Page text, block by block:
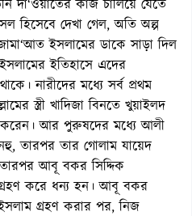
দা‘ওয়াতের কাজ চালিয়ে যেতে
হিসেবে দেখা গেল, অতি অল্প
ইসলামের ডাকে সাড়া দিল
ইতিহাসে এদের
নারীদের মধ্যে সর্ব প্রথম
স্ত্রী খাদিজা বিনতে খুয়াইলদ
করেন। আর পুরুষদের মধ্যে আলী
তারপর তার গোলাম যায়েদ
তারপর আবূ বকর সিদ্দিক
গ্রহণ করে ধন্য হন। আবূ বকর
ইসলাম গ্রহণ করার পর, নিজ